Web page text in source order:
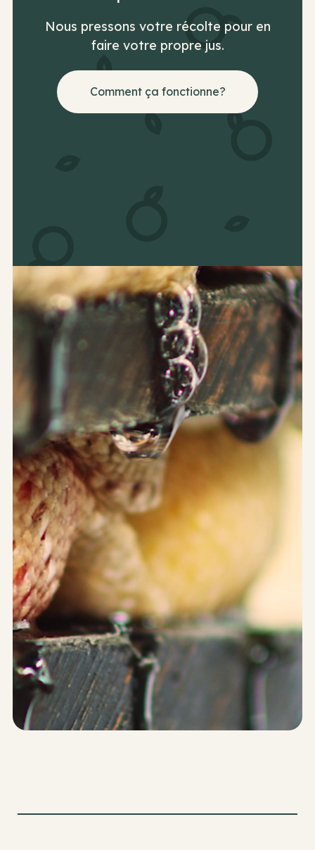
Nous pressons votre récolte pour en
faire votre propre jus.
Comment ça fonctionne?